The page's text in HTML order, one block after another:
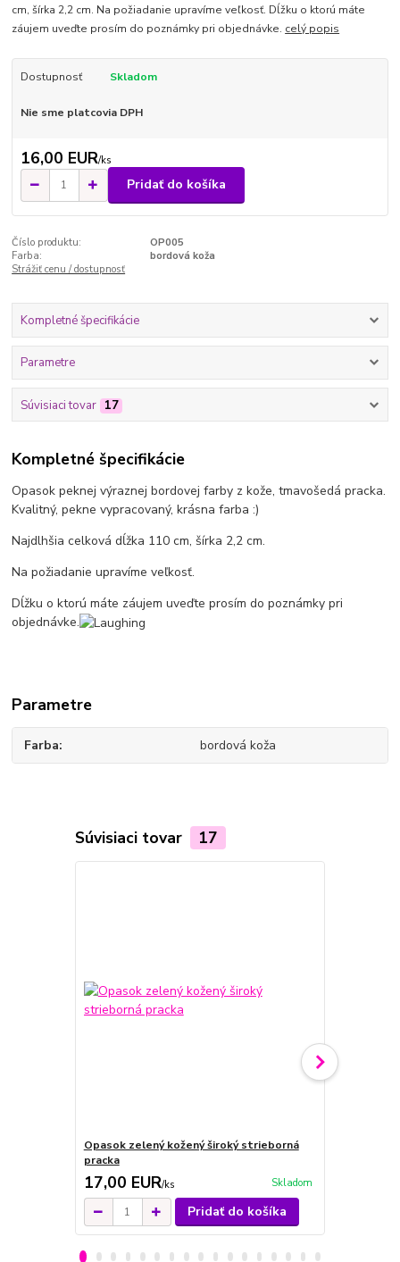
cm, šírka 2,2 cm. Na požiadanie upravíme veľkosť. Dĺžku o ktorú máte
záujem uveďte prosím do poznámky pri objednávke. celý popis
Dostupnosť Skladom
Nie sme platcovia DPH
16,00 EUR/ks
Pridať do košíka
Číslo produktu:
OP005
Farba:
bordová koža
Strážiť cenu / dostupnosť
Kompletné špecifikácie
Parametre
Súvisiaci tovar 17
Kompletné špecifikácie
Opasok peknej výraznej bordovej farby z kože, tmavošedá pracka.
Kvalitný, pekne vypracovaný, krásna farba :)
Najdlhšia celková dĺžka 110 cm, šírka 2,2 cm.
Na požiadanie upravíme veľkosť.
Dĺžku o ktorú máte záujem uveďte prosím do poznámky pri
objednávke.
Parametre
Farba bordová koža
Súvisiaci tovar 17
Opasok zelený kožený široký strieborná
pracka
17,00 EUR/ks Skladom
Pridať do košíka